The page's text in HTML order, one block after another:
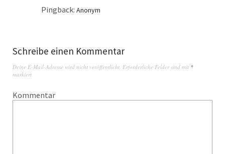
Pingback: Anonym
Schreibe einen Kommentar
Deine E-Mail-Adresse wird nicht veröffentlicht. Erforderliche Felder sind mit *
markiert
Kommentar